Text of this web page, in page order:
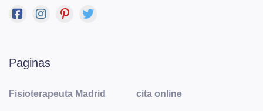
Paginas
Fisioterapeuta Madrid cita online